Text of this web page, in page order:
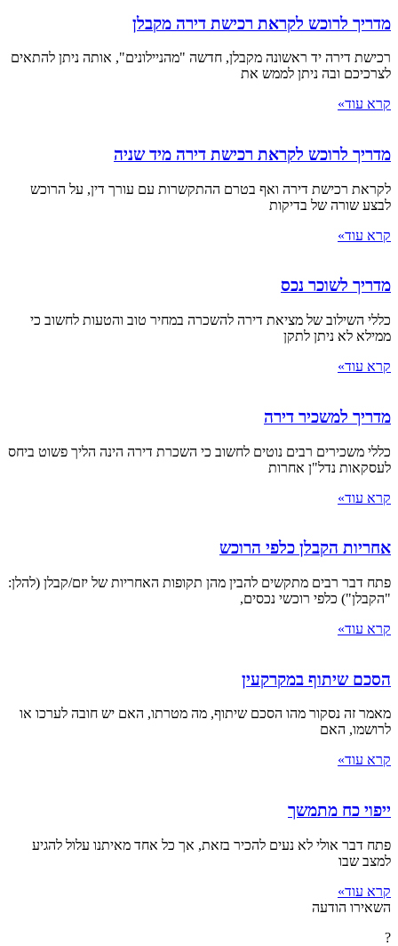
מדריך לרוכש לקראת רכישת דירה מקבלן
רכישת דירה יד ראשונה מקבלן, חדשה "מהניילונים", אותה ניתן להתאים
לצרכיכם ובה ניתן לממש את
קרא עוד»
מדריך לרוכש לקראת רכישת דירה מיד שניה
לקראת רכישת דירה ואף בטרם ההתקשרות עם עורך דין, על הרוכש
לבצע שורה של בדיקות
קרא עוד»
מדריך לשוכר נכס
כללי השילוב של מציאת דירה להשכרה במחיר טוב והטעות לחשוב כי
ממילא לא ניתן לתקן
קרא עוד»
מדריך למשכיר דירה
כללי משכירים רבים נוטים לחשוב כי השכרת דירה הינה הליך פשוט ביחס
לעסקאות נדל"ן אחרות
קרא עוד»
‏‏אחריות הקבלן כלפי הרוכש
פתח דבר רבים מתקשים להבין מהן תקופות האחריות של יזם/קבלן (להלן:
"הקבלן") כלפי רוכשי נכסים,
קרא עוד»
הסכם שיתוף במקרקעין
מאמר זה נסקור מהו הסכם שיתוף, מה מטרתו, האם יש חובה לערכו או
לרושמו, האם
קרא עוד»
ייפוי כח מתמשך
פתח דבר אולי לא נעים להכיר בזאת, אך כל אחד מאיתנו עלול להגיע
למצב שבו
קרא עוד»
השאירו הודעה
?